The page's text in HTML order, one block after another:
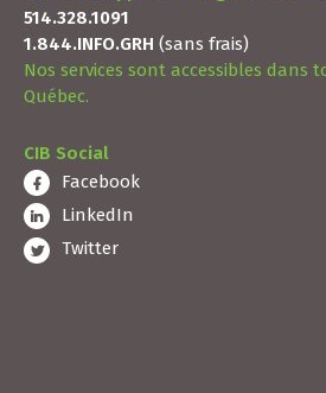
CIB Développement organisationnel
514.328.1091
1.844.INFO.GRH
Québec.
CIB Social